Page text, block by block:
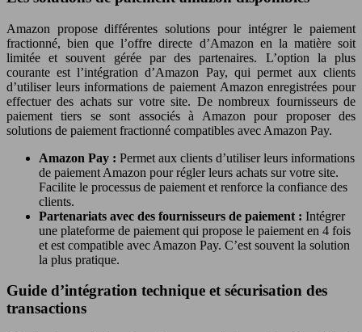
Amazon propose différentes solutions pour intégrer le paiement
fractionné, bien que l’offre directe d’Amazon en la matière soit
limitée et souvent gérée par des partenaires. L’option la plus
courante est l’intégration d’Amazon Pay, qui permet aux clients
d’utiliser leurs informations de paiement Amazon enregistrées pour
effectuer des achats sur votre site. De nombreux fournisseurs de
paiement tiers se sont associés à Amazon pour proposer des
solutions de paiement fractionné compatibles avec Amazon Pay.
Amazon Pay : Permet aux clients d’utiliser leurs informations
de paiement Amazon pour régler leurs achats sur votre site.
Facilite le processus de paiement et renforce la confiance des
clients.
Partenariats avec des fournisseurs de paiement : Intégrer
une plateforme de paiement qui propose le paiement en 4 fois
et est compatible avec Amazon Pay. C’est souvent la solution
la plus pratique.
Guide d’intégration technique et sécurisation des
transactions